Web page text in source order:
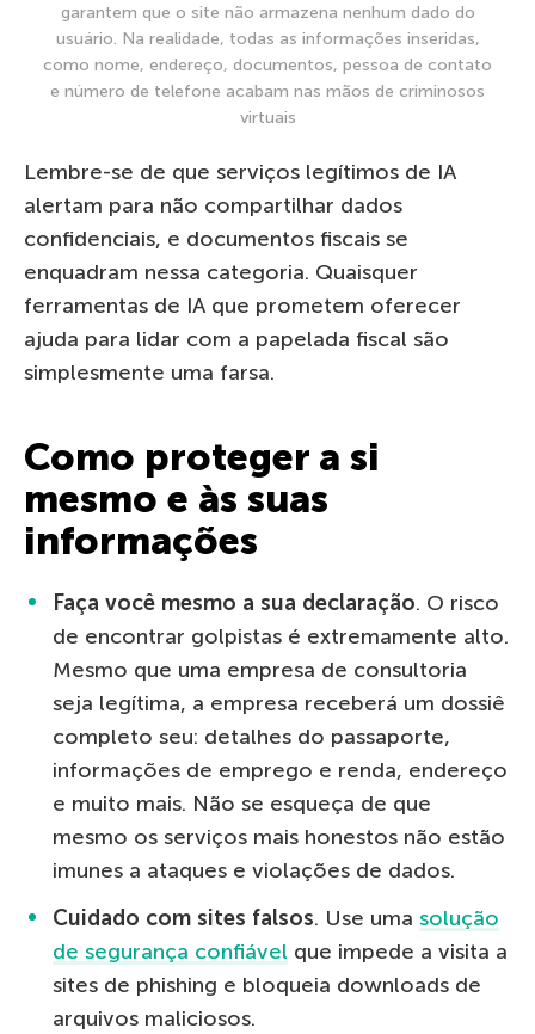
garantem que o site não armazena nenhum dado do
usuário. Na realidade, todas as informações inseridas,
como nome, endereço, documentos, pessoa de contato
e número de telefone acabam nas mãos de criminosos
virtuais
Lembre-se de que serviços legítimos de IA
alertam para não compartilhar dados
confidenciais, e documentos fiscais se
enquadram nessa categoria. Quaisquer
ferramentas de IA que prometem oferecer
ajuda para lidar com a papelada fiscal são
simplesmente uma farsa.
Como proteger a si
mesmo e às suas
informações
Faça você mesmo a sua declaração. O risco
de encontrar golpistas é extremamente alto.
Mesmo que uma empresa de consultoria
seja legítima, a empresa receberá um dossiê
completo seu: detalhes do passaporte,
informações de emprego e renda, endereço
e muito mais. Não se esqueça de que
mesmo os serviços mais honestos não estão
imunes a ataques e violações de dados.
Cuidado com sites falsos. Use uma solução
de segurança confiável que impede a visita a
sites de phishing e bloqueia downloads de
arquivos maliciosos.